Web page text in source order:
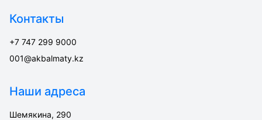
Контакты
+7 747 299 9000
001@akbalmaty.kz
Наши адреса
Шемякина, 290